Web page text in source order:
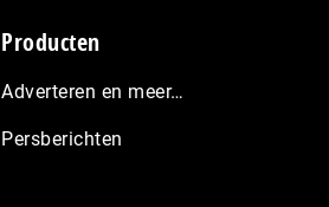
Producten
Adverteren en meer…
Persberichten